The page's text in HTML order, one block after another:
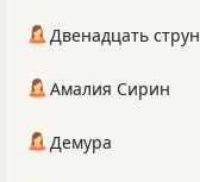
Двенадцать струн
Амалия Сирин
Демура